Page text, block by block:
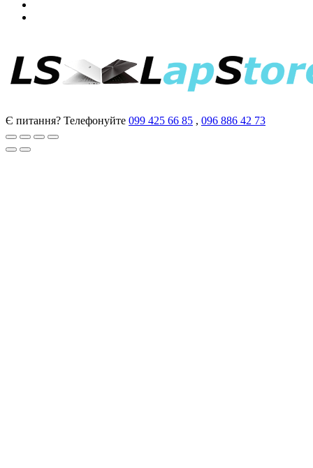
Є питання? Телефонуйте 099 425 66 85 , 096 886 42 73